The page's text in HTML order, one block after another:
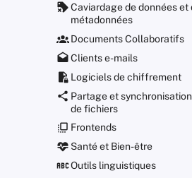
Caviardage de données et
métadonnées
Documents Collaboratifs
Clients e-mails
Logiciels de chiffrement
Partage et synchronisation
de fichiers
Frontends
Santé et Bien-être
Outils linguistiques